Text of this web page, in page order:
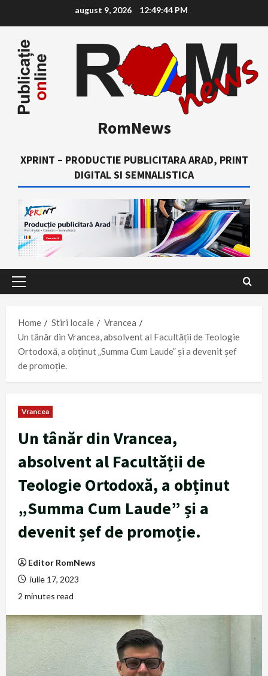
content
august 9, 2026 12:49:45 PM
RomNews
XPRINT – PRODUCTIE PUBLICITARA ARAD, PRINT
DIGITAL SI SEMNALISTICA
Primary
Home
Stiri locale
Vrancea
Un tânăr din Vrancea, absolvent al Facultății de Teologie
Ortodoxă, a obținut „Summa Cum Laude” și a devenit șef
de promoție.
Vrancea
Un tânăr din Vrancea,
absolvent al Facultății de
Teologie Ortodoxă, a obținut
„Summa Cum Laude” și a
devenit șef de promoție.
Editor RomNews
iulie 17, 2023
2 minutes read